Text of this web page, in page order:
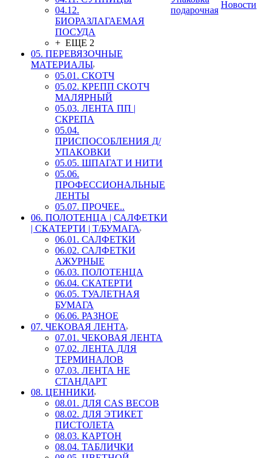
04.12.
БИОРАЗЛАГАЕМАЯ
ПОСУДА
+ ЕЩЕ 2
05. ПЕРЕВЯЗОЧНЫЕ
МАТЕРИАЛЫ
05.01. СКОТЧ
05.02. КРЕПП СКОТЧ
МАЛЯРНЫЙ
05.03. ЛЕНТА ПП |
СКРЕПА
05.04.
ПРИСПОСОБЛЕНИЯ Д/
УПАКОВКИ
05.05. ШПАГАТ И НИТИ
05.06.
ПРОФЕССИОНАЛЬНЫЕ
ЛЕНТЫ
05.07. ПРОЧЕЕ..
06. ПОЛОТЕНЦА | САЛФЕТКИ
| СКАТЕРТИ | Т/БУМАГА
06.01. САЛФЕТКИ
06.02. САЛФЕТКИ
АЖУРНЫЕ
06.03. ПОЛОТЕНЦА
06.04. СКАТЕРТИ
06.05. ТУАЛЕТНАЯ
БУМАГА
06.06. РАЗНОЕ
07. ЧЕКОВАЯ ЛЕНТА
07.01. ЧЕКОВАЯ ЛЕНТА
07.02. ЛЕНТА ДЛЯ
ТЕРМИНАЛОВ
07.03. ЛЕНТА НЕ
СТАНДАРТ
08. ЦЕННИКИ
08.01. ДЛЯ CAS ВЕСОВ
08.02. ДЛЯ ЭТИКЕТ
ПИСТОЛЕТА
08.03. КАРТОН
08.04. ТАБЛИЧКИ
подарочная
Новости